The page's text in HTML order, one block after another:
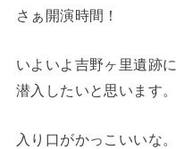
さぁ開演時間！
いよいよ吉野ヶ里遺跡に
潜入したいと思います。
入り口がかっこいいな。